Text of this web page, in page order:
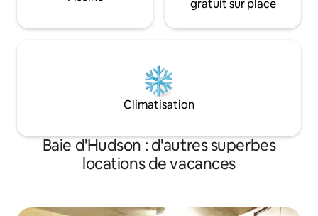
gratuit sur place
Climatisation
Baie d'Hudson : d'autres superbes
locations de vacances